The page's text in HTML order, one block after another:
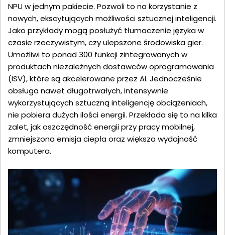
NPU w jednym pakiecie. Pozwoli to na korzystanie z
nowych, ekscytujących możliwości sztucznej inteligencji.
Jako przykłady mogą posłużyć tłumaczenie języka w
czasie rzeczywistym, czy ulepszone środowiska gier.
Umożliwi to ponad 300 funkcji zintegrowanych w
produktach niezależnych dostawców oprogramowania
(ISV), które są akcelerowane przez AI. Jednocześnie
obsługa nawet długotrwałych, intensywnie
wykorzystujących sztuczną inteligencję obciążeniach,
nie pobiera dużych ilości energii. Przekłada się to na kilka
zalet, jak oszczędność energii przy pracy mobilnej,
zmniejszona emisja ciepła oraz większa wydajność
komputera.